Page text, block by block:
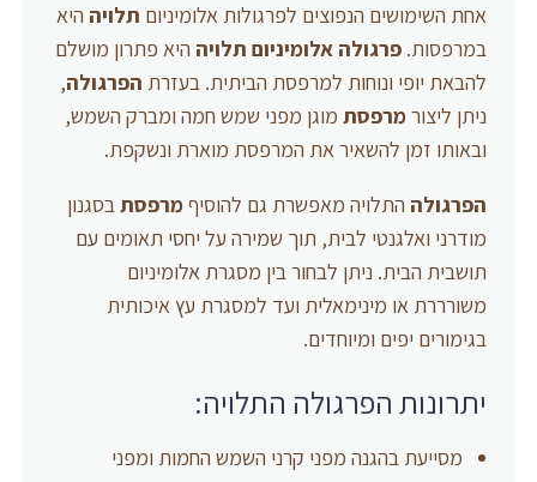
אחת השימושים הנפוצים לפרגולות אלומיניום תלויה היא
במרפסות. פרגולה אלומיניום תלויה היא פתרון מושלם
להבאת יופי ונוחות למרפסת הביתית. בעזרת הפרגולה,
ניתן ליצורמרפסתמוגן מפני שמש חמה ומברק השמש,
ובאותו זמן להשאיר את המרפסת מוארת ונשקפת.
הפרגולה התלויה מאפשרת גם להוסיףמרפסתבסגנון
מודרני ואלגנטי לבית, תוך שמירה על יחסי תאומים עם
תושבית הבית. ניתן לבחור בין מסגרת אלומיניום
משורררת או מינימאלית ועד למסגרת עץ איכותית
בגימורים יפים ומיוחדים.
יתרונות הפרגולה התלויה:
מסייעת בהגנה מפני קרני השמש החמות ומפני